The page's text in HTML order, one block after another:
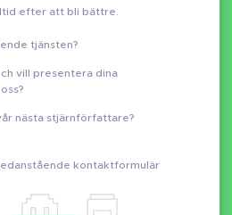
efter att bli bättre.
tjänsten?
vill presentera dina
nästa stjärnförfattare?
kontaktformulär